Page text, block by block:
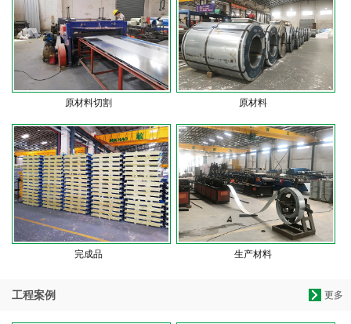
原材料切割 原材料
完成品 生产材料
更多
工程案例